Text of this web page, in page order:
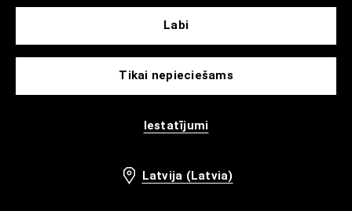
Tikai nepieciešams
Iestatījumi
Labi
Latvija (Latvia)